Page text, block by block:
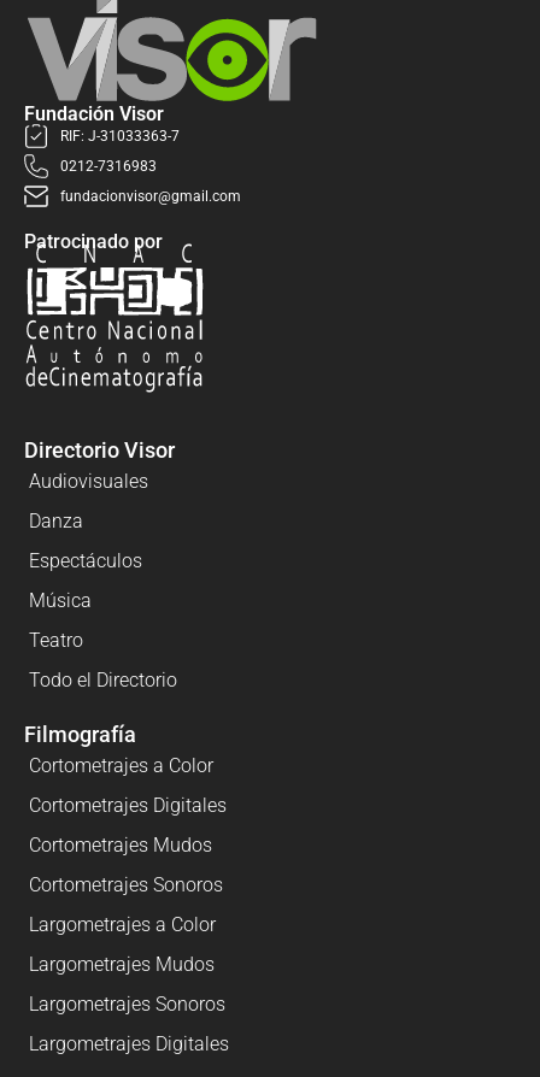
Fundación Visor
RIF: J-31033363-7
0212-7316983
fundacionvisor@gmail.com
Patrocinado por
Directorio Visor
Audiovisuales
Danza
Espectáculos
Música
Teatro
Todo el Directorio
Filmografía
Cortometrajes a Color
Cortometrajes Digitales
Cortometrajes Mudos
Cortometrajes Sonoros
Largometrajes a Color
Largometrajes Mudos
Largometrajes Sonoros
Largometrajes Digitales